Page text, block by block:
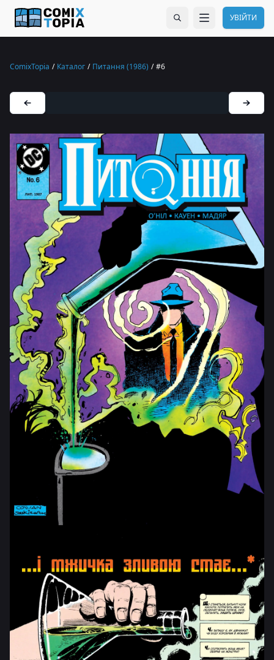
УВІЙТИ
ComixTopia / Каталог / Питання (1986) / #6